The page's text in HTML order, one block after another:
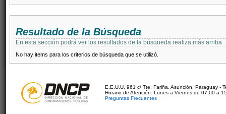
Resultado de la Búsqueda
En esta sección podrá ver los resultados de la búsqueda realiza más arriba
No hay items para los criterios de búsqueda que se utilizó.
E.E.U.U. 961 c/ Tte. Fariña. Asunción, Paraguay -
Horario de Atención: Lunes a Viernes de 07:00 a
Preguntas Frecuentes